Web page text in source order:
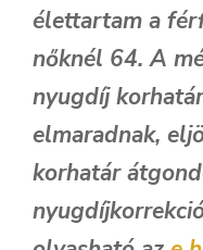
élettartam a
nőknél 64. A
nyugdíj
elmaradnak,
korhatár